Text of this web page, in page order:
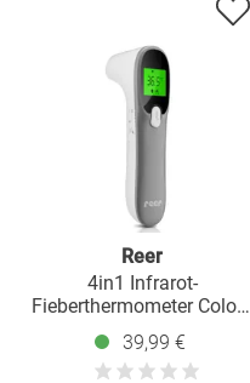
Reer
4in1 Infrarot-
Fieberthermometer Colour
MaxTemp für Ohr- und
Stirnmessung - Weiß Grau
39,99 €